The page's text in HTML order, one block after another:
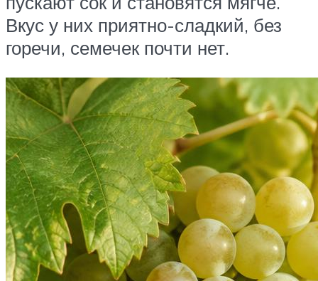
Вкус у них приятно-сладкий, без
горечи, семечек почти нет.